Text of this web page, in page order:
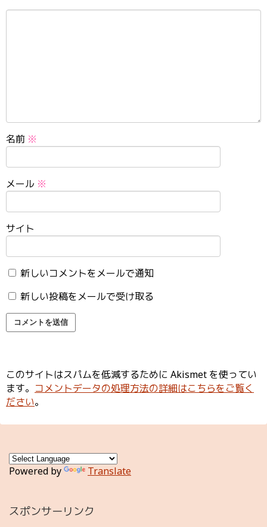
名前 ※
メール ※
サイト
新しいコメントをメールで通知
新しい投稿をメールで受け取る
このサイトはスパムを低減するために Akismet を使ってい
ます。 コメントデータの処理方法の詳細はこちらをご覧く
ださい。
Powered by Translate
スポンサーリンク